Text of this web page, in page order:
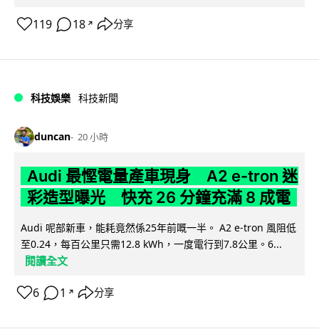
119 18 ↗ 分享
科技娛樂 科技新聞
duncan 20 小時
Audi 最慳電量產車現身 A2 e-tron 迷
彩造型曝光 快充 26 分鐘充滿 8 成電
Audi 呢部新車，能耗竟然係25年前嘅一半。 A2 e-tron 風阻低
至0.24，每百公里只需12.8 kWh，一度電行到7.8公里。6...
閱讀全文
6 1 ↗ 分享